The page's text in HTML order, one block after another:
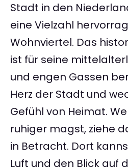
Stadt in den
eine Vielzahl
Wohnviertel. Das
ist für seine
und engen Gassen
Herz der Stadt und
Gefühl von Heimat.
ruhiger magst, ziehe
in Betracht. Dort
Luft und den Blick auf